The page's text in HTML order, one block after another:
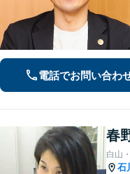
電話でお問い合わ
春
白山
石